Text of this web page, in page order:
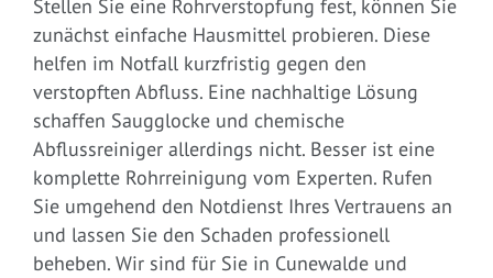
Stellen Sie eine Rohrverstopfung fest, können Sie
zunächst einfache Hausmittel probieren. Diese
helfen im Notfall kurzfristig gegen den
verstopften Abfluss. Eine nachhaltige Lösung
schaffen Saugglocke und chemische
Abflussreiniger allerdings nicht. Besser ist eine
komplette Rohrreinigung vom Experten. Rufen
Sie umgehend den Notdienst Ihres Vertrauens an
und lassen Sie den Schaden professionell
beheben. Wir sind für Sie in Cunewalde und